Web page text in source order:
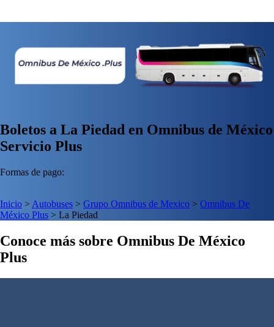
Boletos a La Piedad en Omnibus de México
Servicio Plus
Formas de pago:
Inicio > Autobuses > Grupo Omnibus de Mexico > Omnibus De
México Plus > La Piedad
Conoce más sobre Omnibus De México
Plus